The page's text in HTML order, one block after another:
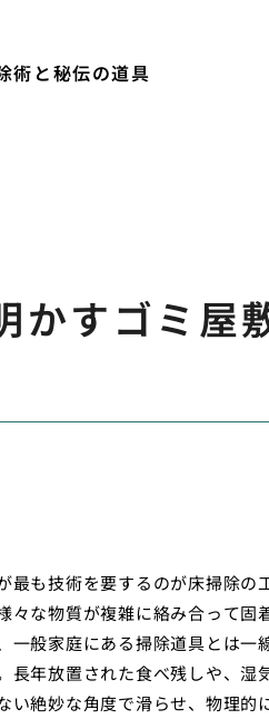
術と秘伝の道具
かすゴミ屋
最も技術を要するのが床掃除
々な物質が複雑に絡み合って固
一般家庭にある掃除道具とは一
長年放置された食べ残しや、湿
い絶妙な角度で滑らせ、物理的